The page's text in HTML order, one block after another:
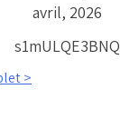
avril, 2026
s1mULQE3BNQ
>